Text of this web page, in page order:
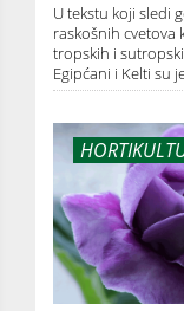
U tekstu koji sledi
raskošnih cvetova
tropskih i
Egipćani i Kelti su